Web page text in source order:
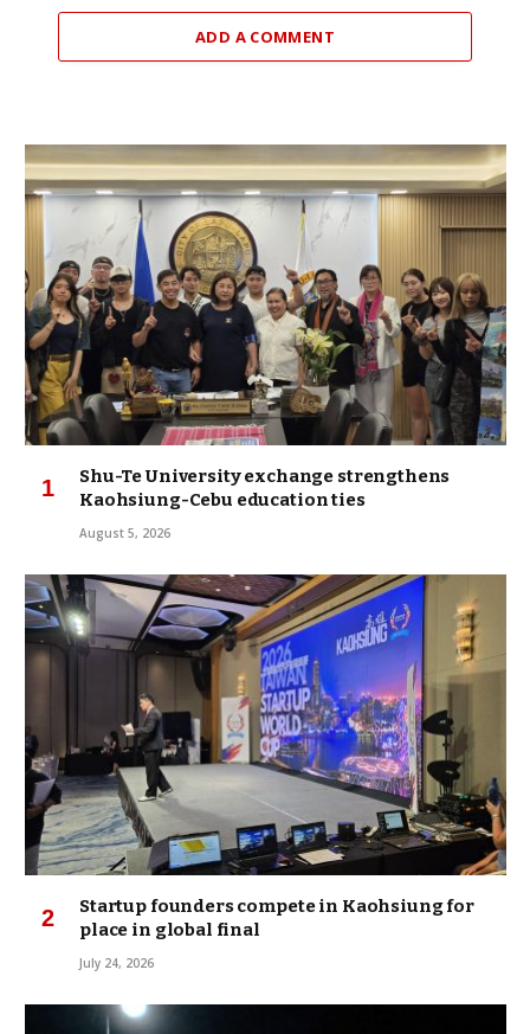
ADD A COMMENT
Shu-Te University exchange strengthens
Kaohsiung-Cebu education ties
August 5, 2026
Startup founders compete in Kaohsiung for
place in global final
July 24, 2026